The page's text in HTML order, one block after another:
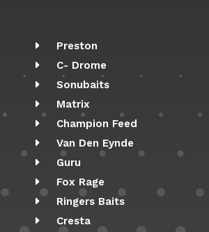
Preston
C- Drome
Sonubaits
Matrix
Champion Feed
Van Den Eynde
Guru
Fox Rage
Ringers Baits
Cresta